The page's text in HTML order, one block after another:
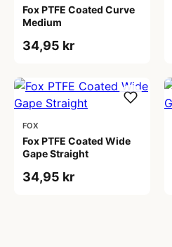
Fox PTFE Coated Curve
Medium
34,95 kr
FOX
Fox PTFE Coated Wide
Gape Straight
34,95 kr